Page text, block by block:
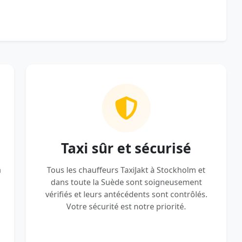
Taxi sûr et sécurisé
Tous les chauffeurs TaxiJakt à Stockholm et
dans toute la Suède sont soigneusement
vérifiés et leurs antécédents sont contrôlés.
Votre sécurité est notre priorité.